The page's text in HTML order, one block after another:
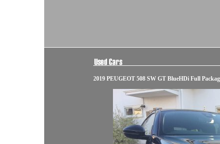
2019 PEUGEOT 508 SW GT BlueHDi Full